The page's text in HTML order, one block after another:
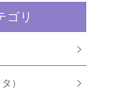
ゴリ
）